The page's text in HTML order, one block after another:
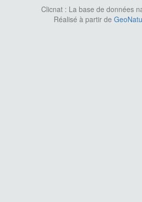
Clicnat : La base de données
Réalisé à partir de